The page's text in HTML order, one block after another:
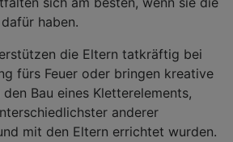
haben.
die Eltern tatkräftig bei
fürs Feuer oder bringen kreative
Bau eines Kletterelements,
anderer
mit den Eltern errichtet wurden.